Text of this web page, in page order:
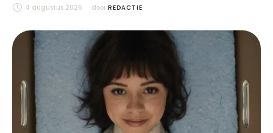
4 augustus 2026 door REDACTIE